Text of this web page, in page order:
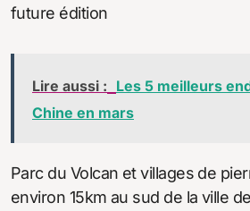
future édition
Lire aussi : Les 5 meilleurs
Chine en mars
Parc du Volcan et villages de
environ 15km au sud de la ville